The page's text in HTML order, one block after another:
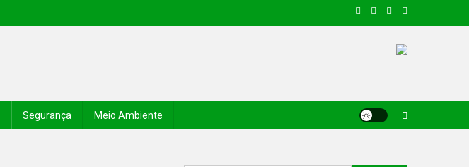
Segurança Meio Ambiente